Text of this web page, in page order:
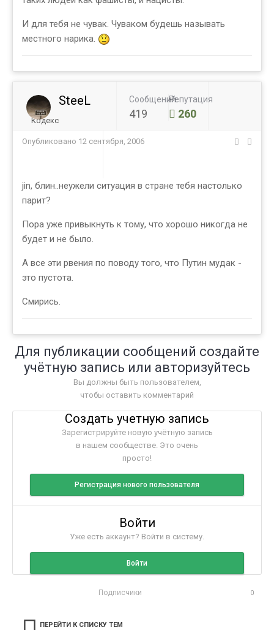
И для тебя не чувак. Чуваком будешь называть
местного нарика.
SteeL
Кодекс
Сообщений
419
Репутация
260
Опубликовано 12 сентября, 2006
jin, блин..неужели ситуация в стране тебя настолько
парит?
Пора уже привыкнуть к тому, что хорошо никогда не
будет и не было.
А все эти рвения по поводу того, что Путин мудак -
это пустота.
Смирись.
Для публикации сообщений создайте
учётную запись или авторизуйтесь
Вы должны быть пользователем,
чтобы оставить комментарий
Создать учетную запись
Зарегистрируйте новую учётную запись
в нашем сообществе. Это очень
просто!
Регистрация нового пользователя
Войти
Уже есть аккаунт? Войти в систему.
Войти
Подписчики 0
ПЕРЕЙТИ К СПИСКУ ТЕМ